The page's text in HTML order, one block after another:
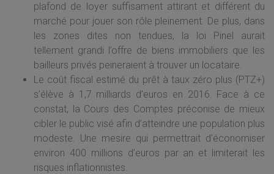
plafond de loyer suffisament attirant et différent du
marché pour jouer son rôle pleinement. De plus, dans
les zones dites non tendues, la loi Pinel aurait
tellement grandi l’offre de biens immobiliers que les
bailleurs privés peineraient à trouver un locataire.
Le coût fiscal estimé du prêt à taux zéro plus (PTZ+)
s’élève à 1,7 milliards d’euros en 2016. Face à ce
constat, la Cours des Comptes préconise de mieux
cibler le public visé afin d’atteindre une population plus
modeste. Une mesire qui permettrait d’économiser
environ 400 millions d’euros par an et limiterait les
risques inflationnistes.